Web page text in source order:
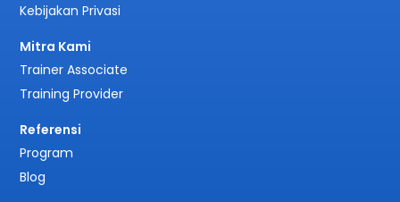
Kebijakan Privasi
Mitra Kami
Trainer Associate
Training Provider
Referensi
Program
Blog